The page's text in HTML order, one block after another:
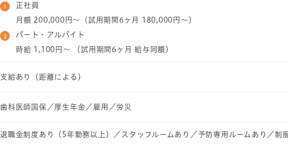
正社員
月額 200,000円～（試用期間6ヶ月 180,000円～）
パート・アルバイト
時給 1,100円～ （試用期間6ヶ月 給与同額）
支給あり（距離による）
歯科医師国保／厚生年金／雇用／労災
退職金制度あり（5年勤務以上）／スタッフルームあり／予防専用ルームあり／制